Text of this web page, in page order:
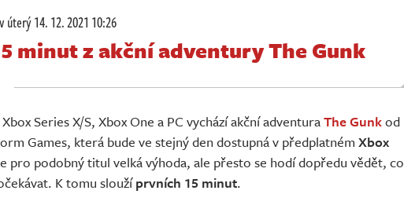
v úterý14. 12. 2021 10:26
minut z akční adventury The Gunk
Series X/S, Xbox One a PC vychází akční adventuraThe Gunkod
Games, která bude ve stejný den dostupná v předplatném Xbox
pro podobný titul velká výhoda, ale přesto se hodí dopředu vědět, co
K tomu sloužíprvních 15 minut.